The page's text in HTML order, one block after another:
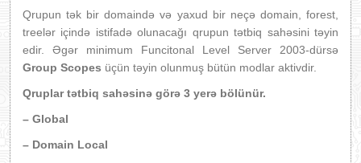
Qrupun tək bir domaində və yaxud bir neçə domain, forest,
treelər içində istifadə olunacağı qrupun tətbiq sahəsini təyin
edir. Əgər minimum Funcitonal Level Server 2003-dürsə
Group Scopes üçün təyin olunmuş bütün modlar aktivdir.
Qruplar tətbiq sahəsinə görə 3 yerə bölünür.
– Global
– Domain Local